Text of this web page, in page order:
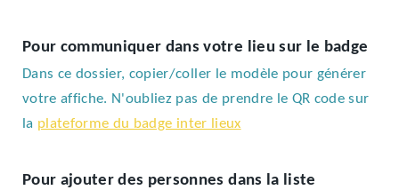
Pour communiquer dans votre lieu sur le badge
Dans ce dossier, copier/coller le modèle pour générer
votre affiche. N'oubliez pas de prendre le QR code sur
la plateforme du badge inter lieux
Pour ajouter des personnes dans la liste